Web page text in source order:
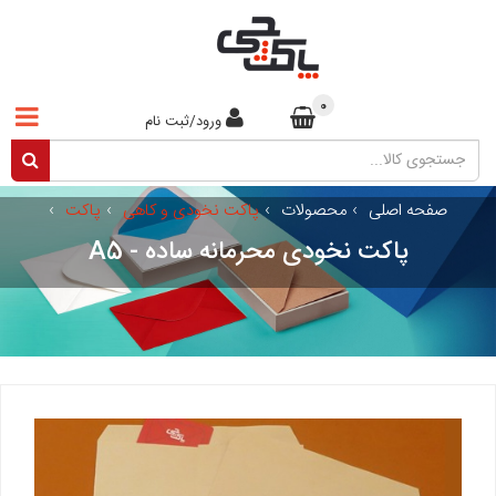
ورود/ثبت نام
0
صفحه اصلی › محصولات › پاکت نخودی و کاهی › پاکت ›
پاکت نخودی محرمانه ساده - A5